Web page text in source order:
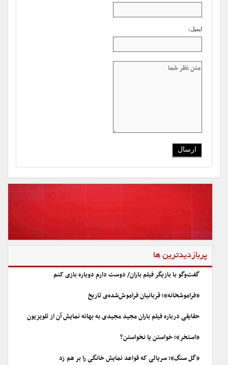
ایمیل:
پربازدیدترین ها
گفت‌وگو با بازیگر فیلم باران/ دوست دارم دوباره بازی کنم
«فراموشخانه»؛ قربانیان فراموش‌شده‌ی تاریخ
حقایقی درباره فیلم باران مجید مجیدی به بهانه نمایش آن از تلویزیون
«استخر»؛ خواستن یا نخواستن؟
«گل سنگ»؛ سریالی که قواعد نمایش خانگی را بر هم زد